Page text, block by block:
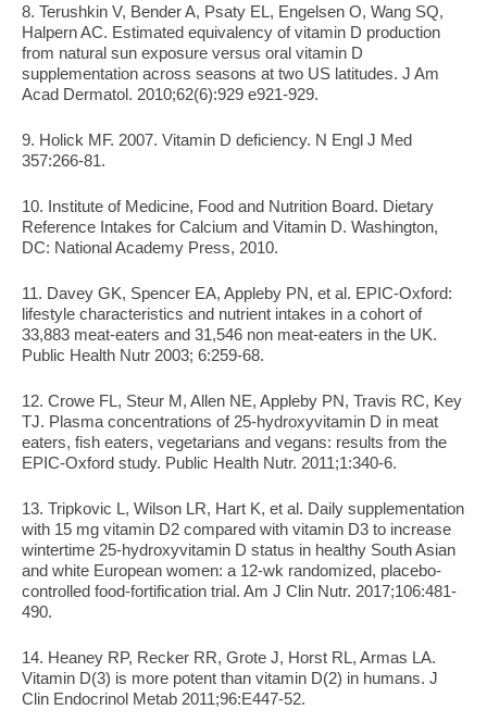
8. Terushkin V, Bender A, Psaty EL, Engelsen O, Wang SQ,
Halpern AC. Estimated equivalency of vitamin D production
from natural sun exposure versus oral vitamin D
supplementation across seasons at two US latitudes. J Am
Acad Dermatol. 2010;62(6):929 e921-929.
9. Holick MF. 2007. Vitamin D deficiency. N Engl J Med
357:266-81.
10. Institute of Medicine, Food and Nutrition Board. Dietary
Reference Intakes for Calcium and Vitamin D. Washington,
DC: National Academy Press, 2010.
11. Davey GK, Spencer EA, Appleby PN, et al. EPIC-Oxford:
lifestyle characteristics and nutrient intakes in a cohort of
33,883 meat-eaters and 31,546 non meat-eaters in the UK.
Public Health Nutr 2003; 6:259-68.
12. Crowe FL, Steur M, Allen NE, Appleby PN, Travis RC, Key
TJ. Plasma concentrations of 25-hydroxyvitamin D in meat
eaters, fish eaters, vegetarians and vegans: results from the
EPIC-Oxford study. Public Health Nutr. 2011;1:340-6.
13. Tripkovic L, Wilson LR, Hart K, et al. Daily supplementation
with 15 mg vitamin D2 compared with vitamin D3 to increase
wintertime 25-hydroxyvitamin D status in healthy South Asian
and white European women: a 12-wk randomized, placebo-
controlled food-fortification trial. Am J Clin Nutr. 2017;106:481-
490.
14. Heaney RP, Recker RR, Grote J, Horst RL, Armas LA.
Vitamin D(3) is more potent than vitamin D(2) in humans. J
Clin Endocrinol Metab 2011;96:E447-52.